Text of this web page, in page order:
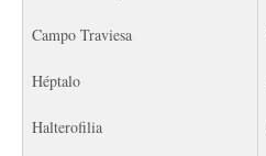
Campo Traviesa
Héptalo
Halterofilia